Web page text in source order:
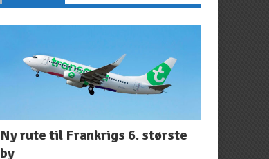
Ny rute til Frankrigs 6. største
by